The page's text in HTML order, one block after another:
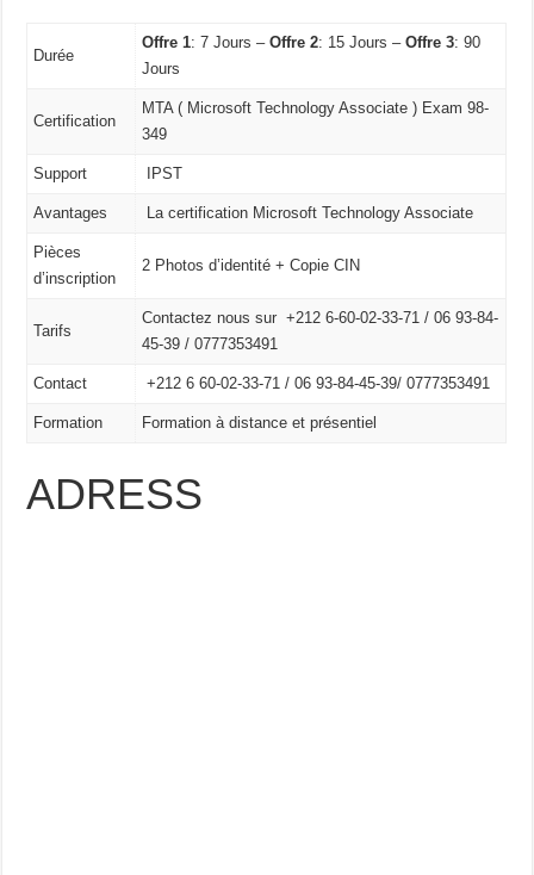
Durée
Offre 1: 7 Jours –Offre 2: 15 Jours –Offre 3: 90
Jours
Certification
MTA ( Microsoft Technology Associate ) Exam 98-
349
Support IPST
Avantages La certification Microsoft Technology Associate
Pièces
d’inscription
2 Photos d’identité + Copie CIN
Tarifs
Contactez nous sur +212 6-60-02-33-71 / 06 93-84-
45-39 / 0777353491
Contact +212 6 60-02-33-71 / 06 93-84-45-39/ 0777353491
Formation Formation à distance et présentiel
ADRESS